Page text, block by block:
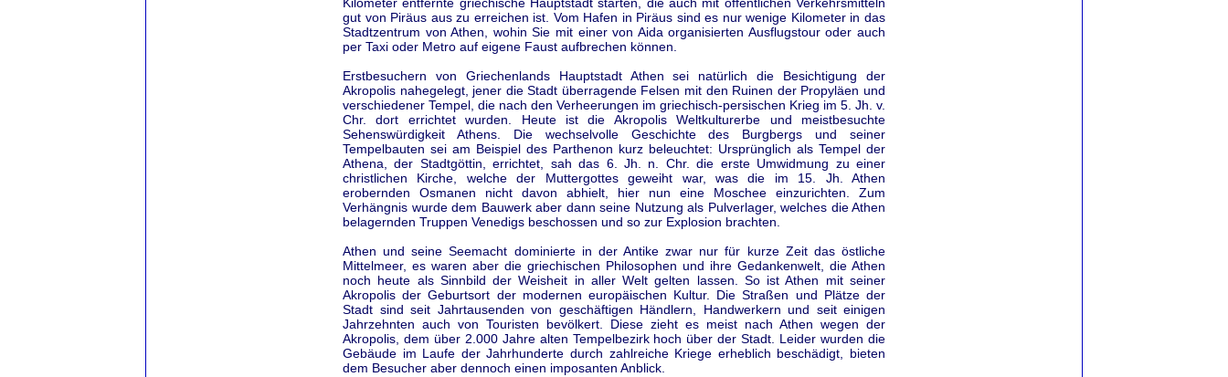
Kilometer entfernte griechische Hauptstadt starten, die auch mit öffentlichen Verkehrsmitteln
gut von Piräus aus zu erreichen ist. Vom Hafen in Piräus sind es nur wenige Kilometer in das
Stadtzentrum von Athen, wohin Sie mit einer von Aida organisierten Ausflugstour oder auch
per Taxi oder Metro auf eigene Faust aufbrechen können.
Erstbesuchern von Griechenlands Hauptstadt Athen sei natürlich die Besichtigung der
Akropolis nahegelegt, jener die Stadt überragende Felsen mit den Ruinen der Propyläen und
verschiedener Tempel, die nach den Verheerungen im griechisch-persischen Krieg im 5. Jh. v.
Chr. dort errichtet wurden. Heute ist die Akropolis Weltkulturerbe und meistbesuchte
Sehenswürdigkeit Athens. Die wechselvolle Geschichte des Burgbergs und seiner
Tempelbauten sei am Beispiel des Parthenon kurz beleuchtet: Ursprünglich als Tempel der
Athena, der Stadtgöttin, errichtet, sah das 6. Jh. n. Chr. die erste Umwidmung zu einer
christlichen Kirche, welche der Muttergottes geweiht war, was die im 15. Jh. Athen
erobernden Osmanen nicht davon abhielt, hier nun eine Moschee einzurichten. Zum
Verhängnis wurde dem Bauwerk aber dann seine Nutzung als Pulverlager, welches die Athen
belagernden Truppen Venedigs beschossen und so zur Explosion brachten.
Athen und seine Seemacht dominierte in der Antike zwar nur für kurze Zeit das östliche
Mittelmeer, es waren aber die griechischen Philosophen und ihre Gedankenwelt, die Athen
noch heute als Sinnbild der Weisheit in aller Welt gelten lassen. So ist Athen mit seiner
Akropolis der Geburtsort der modernen europäischen Kultur. Die Straßen und Plätze der
Stadt sind seit Jahrtausenden von geschäftigen Händlern, Handwerkern und seit einigen
Jahrzehnten auch von Touristen bevölkert. Diese zieht es meist nach Athen wegen der
Akropolis, dem über 2.000 Jahre alten Tempelbezirk hoch über der Stadt. Leider wurden die
Gebäude im Laufe der Jahrhunderte durch zahlreiche Kriege erheblich beschädigt, bieten
dem Besucher aber dennoch einen imposanten Anblick.